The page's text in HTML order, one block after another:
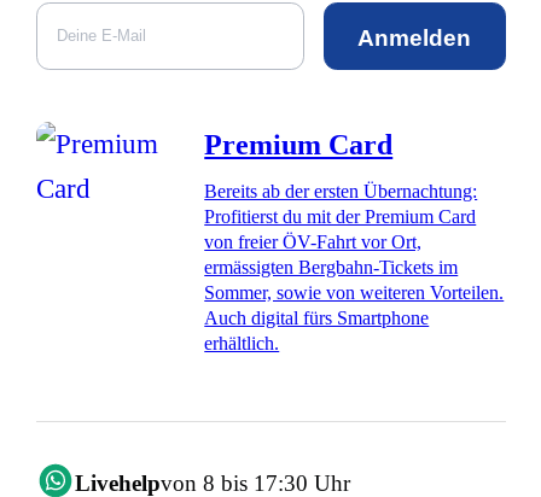
Anmelden
Premium Card
Bereits ab der ersten Übernachtung:
Profitierst du mit der Premium Card
von freier ÖV-Fahrt vor Ort,
ermässigten Bergbahn-Tickets im
Sommer, sowie von weiteren Vorteilen.
Auch digital fürs Smartphone
erhältlich.
Livehelpvon 8 bis 17:30 Uhr